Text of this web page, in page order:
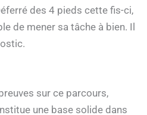
des 4 pieds cette fis-ci,
de mener sa tâche à bien. Il
sur ce parcours,
une base solide dans